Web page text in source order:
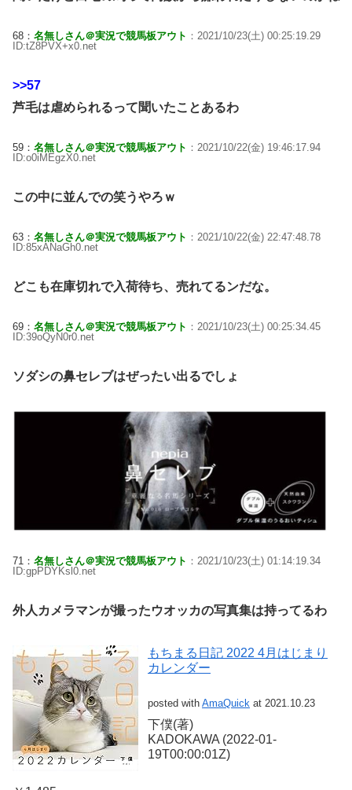
68： 名無しさん＠実況で競馬板アウト ：2021/10/23(土) 00:25:19.29
ID:tZ8PVX+x0.net
>>57
芦毛は虐められるって聞いたことあるわ
59： 名無しさん＠実況で競馬板アウト ：2021/10/22(金) 19:46:17.94
ID:o0iMEgzX0.net
この中に並んでの笑うやろｗ
63： 名無しさん＠実況で競馬板アウト ：2021/10/22(金) 22:47:48.78
ID:85xANaGh0.net
どこも在庫切れで入荷待ち、売れてるンだな。
69： 名無しさん＠実況で競馬板アウト ：2021/10/23(土) 00:25:34.45
ID:39oQyN0r0.net
ソダシの鼻セレブはぜったい出るでしょ
71： 名無しさん＠実況で競馬板アウト ：2021/10/23(土) 01:14:19.34
ID:gpPDYKsl0.net
外人カメラマンが撮ったウオッカの写真集は持ってるわ
もちまる日記 2022 4月はじまり
カレンダー
posted with AmaQuick at 2021.10.23
下僕(著)
KADOKAWA (2022-01-
19T00:00:01Z)